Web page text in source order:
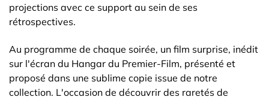
projections avec ce support au sein de ses
rétrospectives.
Au programme de chaque soirée, un film surprise, inédit
sur l'écran du Hangar du Premier-Film, présenté et
proposé dans une sublime copie issue de notre
collection. L'occasion de découvrir des raretés de